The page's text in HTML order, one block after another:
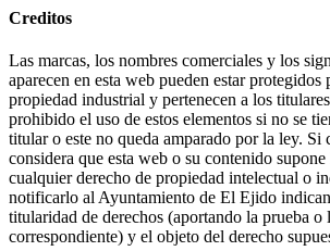
Creditos
Las marcas, los nombres comerciales y los
aparecen en esta web pueden estar protegidos
propiedad industrial y pertenecen a los
prohibido el uso de estos elementos si no se
titular o este no queda amparado por la ley. Si
considera que esta web o su contenido
cualquier derecho de propiedad intelectual o
notificarlo al Ayuntamiento de El Ejido
titularidad de derechos (aportando la prueba o
correspondiente) y el objeto del derecho